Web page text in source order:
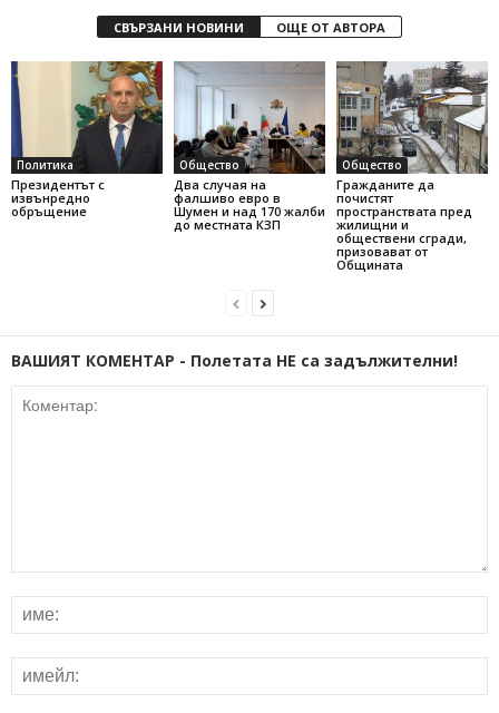
СВЪРЗАНИ НОВИНИ ОЩЕ ОТ АВТОРА
Политика
Президентът с
извънредно
обръщение
Общество
Два случая на
фалшиво евро в
Шумен и над 170 жалби
до местната КЗП
Общество
Гражданите да
почистят
пространствата пред
жилищни и
обществени сгради,
призовават от
Общината
ВАШИЯТ КОМЕНТАР - Полетата НЕ са задължителни!